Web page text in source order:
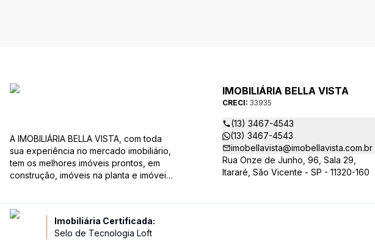
A IMOBILIÁRIA BELLA VISTA, com toda
sua experiência no mercado imobiliário,
tem os melhores imóveis prontos, em
construção, imóveis na planta e imóveis
dimensões para melhor atender as suas
necessidades e anseios. Ao nos
procurar, nossos corretores –
IMOBILIÁRIA BELLA VISTA
CRECI: 33935
(13) 3467-4543
(13) 3467-4543
imobellavista@imobellavista.com.br
Rua Onze de Junho, 96, Sala 29,
Itararé, São Vicente - SP - 11320-160
Imobiliária Certificada:
Selo de Tecnologia Loft